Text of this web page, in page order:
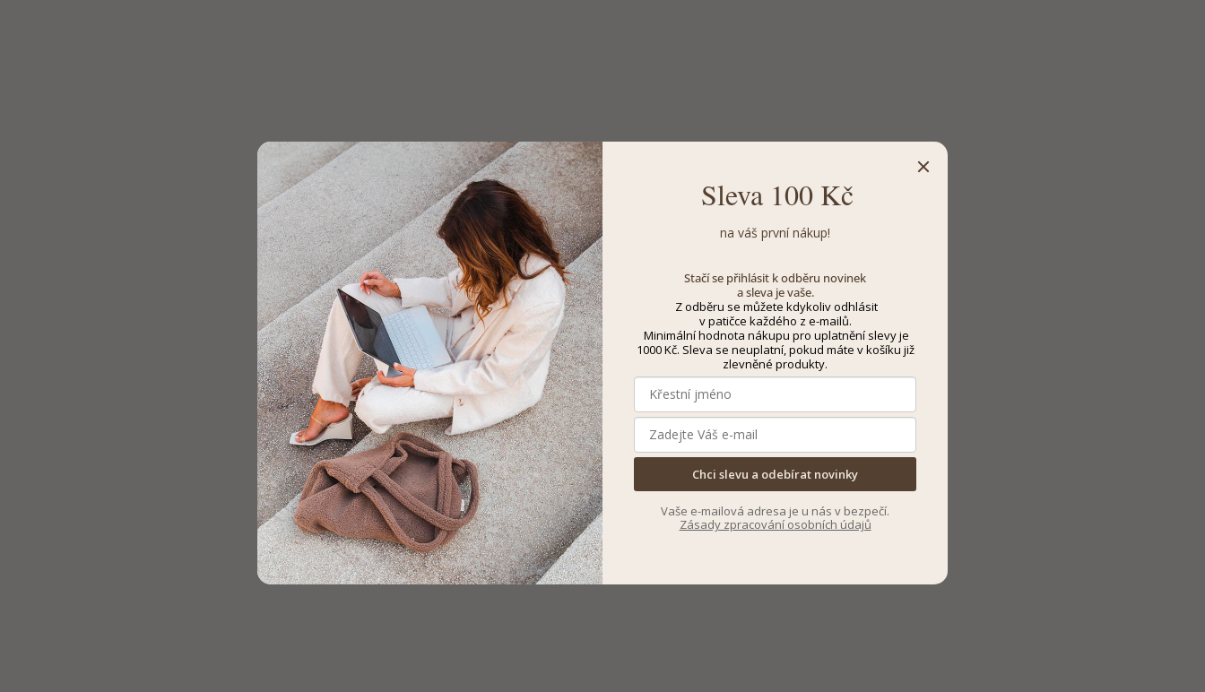
Sleva 100 Kč
na váš první nákup!
Stačí se přihlásit k odběru novinek
a sleva je vaše.
Z odběru se můžete kdykoliv odhlásit
v patičce každého z e-mailů.
Minimální hodnota nákupu pro uplatnění slevy je
1000 Kč. Sleva se neuplatní, pokud máte v košíku již
zlevněné produkty.
Chci slevu a odebírat novinky
Vaše e-mailová adresa je u nás v bezpečí.
Zásady zpracování osobních údajů